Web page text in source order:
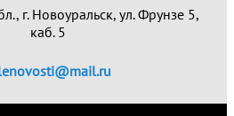
г. Новоуральск, ул. Фрунзе 5,
каб. 5